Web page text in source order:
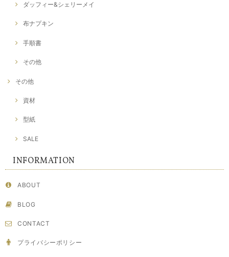
ダッフィー&シェリーメイ
布ナプキン
手順書
その他
その他
資材
型紙
SALE
INFORMATION
ABOUT
BLOG
CONTACT
プライバシーポリシー